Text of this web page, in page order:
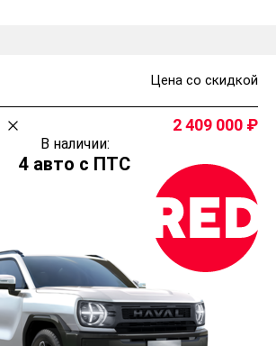
Цена со скидкой
2 409 000
В наличии:
4 авто с ПТС